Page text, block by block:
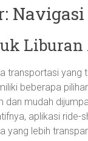
Navigasi
Liburan
transportasi yang
beberapa
mudah
aplikasi ride-
yang lebih